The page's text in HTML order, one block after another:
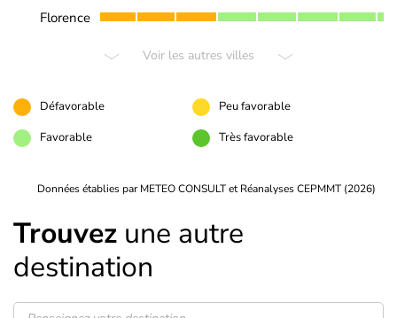
Florence
Voir les autres villes
Défavorable
Peu favorable
Favorable
Très favorable
Données établies par METEO CONSULT et Réanalyses CEPMMT (2026)
Trouvez une autre
destination